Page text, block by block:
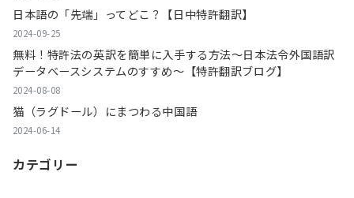
日本語の「先端」ってどこ？【日中特許翻訳】
2024-09-25
無料！特許法の英訳を簡単に入手する方法～日本法令外国語訳
データベースシステムのすすめ～【特許翻訳ブログ】
2024-08-08
猫（ラグドール）にまつわる中国語
2024-06-14
カテゴリー